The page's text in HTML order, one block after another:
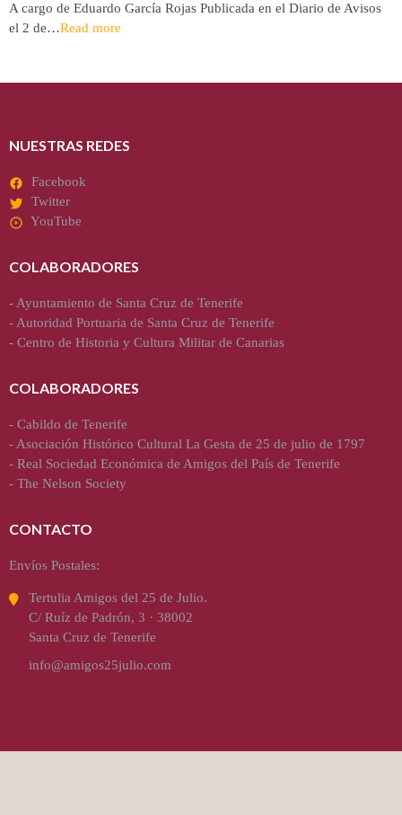
A cargo de Eduardo García Rojas Publicada en el Diario de Avisos
el 2 de…Read more
NUESTRAS REDES
Facebook
Twitter
YouTube
COLABORADORES
-Ayuntamiento de Santa Cruz de Tenerife
-Autoridad Portuaria de Santa Cruz de Tenerife
- Centro de Historia y Cultura Militar de Canarias
COLABORADORES
- Cabildo de Tenerife
-Asociación Histórico Cultural La Gesta de 25 de julio de 1797
- Real Sociedad Económica de Amigos del País de Tenerife
- The Nelson Society
CONTACTO
Envíos Postales:
Tertulia Amigos del 25 de Julio.
C/ Ruíz de Padrón, 3 · 38002
Santa Cruz de Tenerife
info@amigos25julio.com